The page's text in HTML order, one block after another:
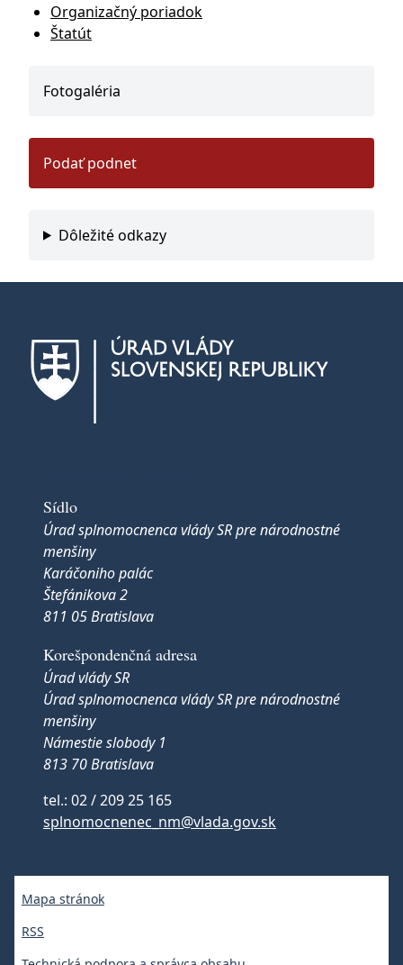
Organizačný poriadok
Štatút
Fotogaléria
Podať podnet
Dôležité odkazy
Sídlo
Úrad splnomocnenca vlády SR pre národnostné
menšiny
Karáčoniho palác
Štefánikova 2
811 05 Bratislava
Korešpondenčná adresa
Úrad vlády SR
Úrad splnomocnenca vlády SR pre národnostné
menšiny
Námestie slobody 1
813 70 Bratislava
tel.: 02 / 209 25 165
splnomocnenec_nm@vlada.gov.sk
Mapa stránok
RSS